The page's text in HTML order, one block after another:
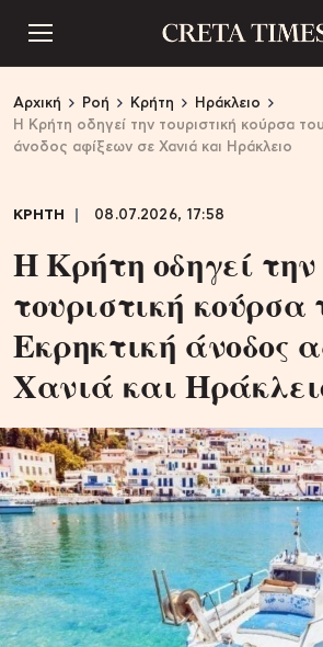
Αρχική Ροή Κρήτη
Ηράκλειο
Η Κρήτη οδηγεί την τουριστική κούρσα
άνοδος αφίξεων σε Χανιά και Ηράκλειο
ΚΡΗΤΗ 08.07.2026, 17:58
Η Κρήτη οδηγεί την
τουριστική κούρσα
Εκρηκτική άνοδος
Χανιά και